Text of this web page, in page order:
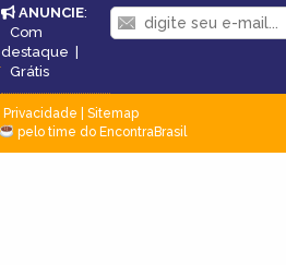
ANUNCIE:
Com
destaque |
Grátis
Privacidade
Sitemap
pelo time do EncontraBrasil